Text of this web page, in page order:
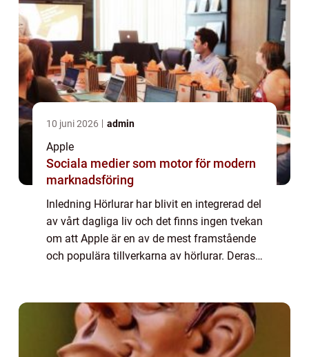
10 juni 2026 admin
Apple
Sociala medier som motor för modern
marknadsföring
Inledning Hörlurar har blivit en integrerad del
av vårt dagliga liv och det finns ingen tvekan
om att Apple är en av de mest framstående
och populära tillverkarna av hörlurar. Deras